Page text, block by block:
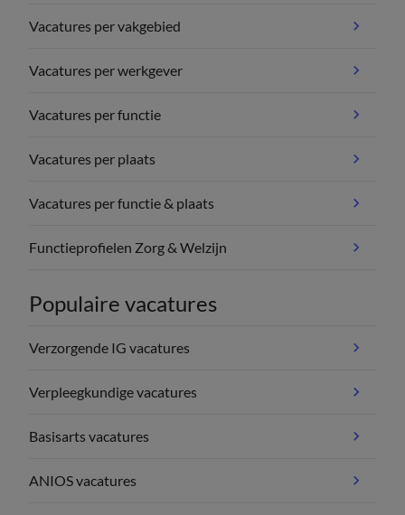
Vacatures per vakgebied
Vacatures per werkgever
Vacatures per functie
Vacatures per plaats
Vacatures per functie & plaats
Functieprofielen Zorg & Welzijn
Populaire vacatures
Verzorgende IG vacatures
Verpleegkundige vacatures
Basisarts vacatures
ANIOS vacatures